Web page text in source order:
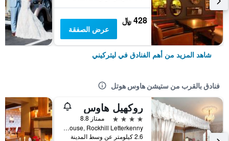
428 ﷼
عرض الصفقة
شاهد المزيد من أهم الفنادق في ليتركيني
فنادق بالقرب من ستيشن هاوس هوتل
روكهيل هاوس
4 نجوم
ممتاز 8.8
F92R523 Rockhill House, Rockhill Letterkenny, ليتركيني, أيرلندا
2.6 كيلومتر عن وسط المدينة